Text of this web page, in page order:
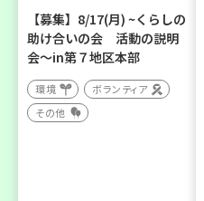
【募集】8/17(月) ~くらしの
助け合いの会 活動の説明
会～in第７地区本部
環境
ボランティア
その他